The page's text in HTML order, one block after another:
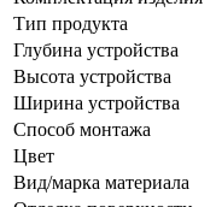
Тип продукта
Глубина устройства
Высота устройства
Ширина устройства
Способ монтажа
Цвет
Вид/марка материала